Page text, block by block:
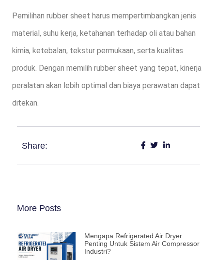
Pemilihan rubber sheet harus mempertimbangkan jenis
material, suhu kerja, ketahanan terhadap oli atau bahan
kimia, ketebalan, tekstur permukaan, serta kualitas
produk. Dengan memilih rubber sheet yang tepat, kinerja
peralatan akan lebih optimal dan biaya perawatan dapat
ditekan.
Share:
More Posts
Mengapa Refrigerated Air Dryer
Penting Untuk Sistem Air Compressor
Industri?